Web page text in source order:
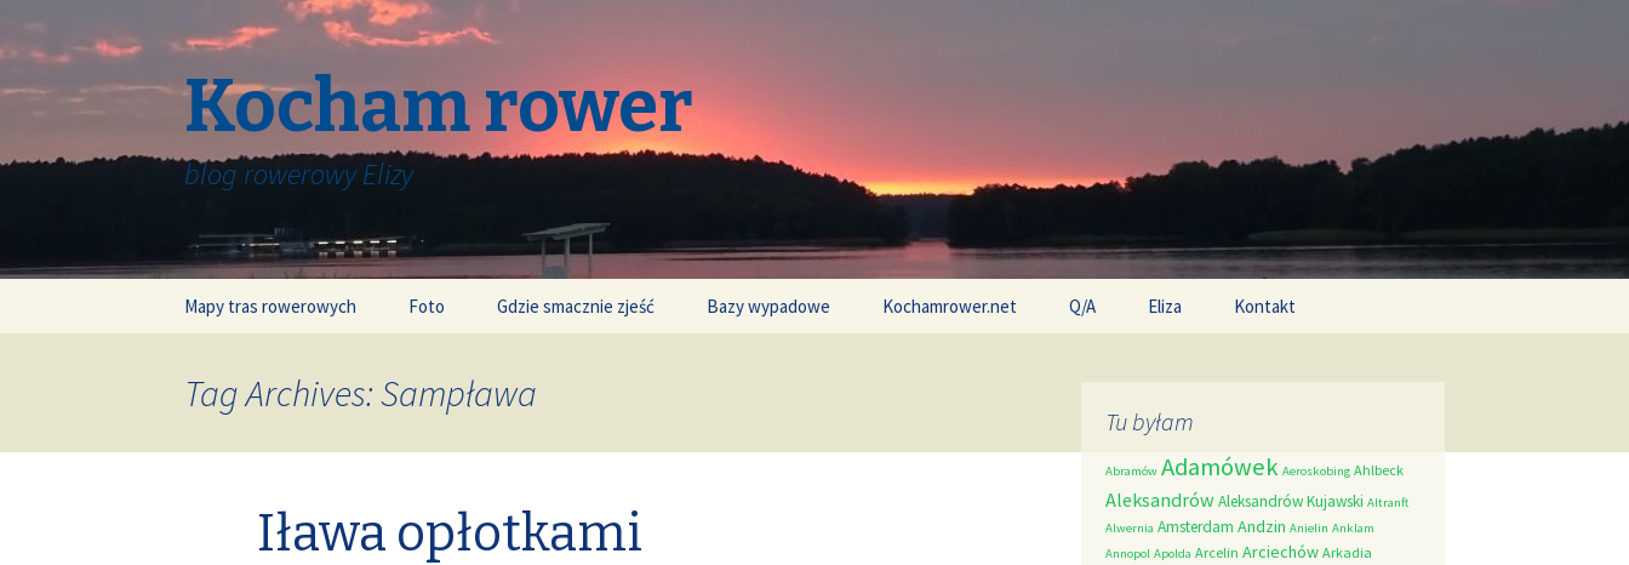
Kocham rower
blog rowerowy Elizy
Mapy tras rowerowych Foto Gdzie smacznie zjeść Bazy wypadowe Kochamrower.net Q/A Eliza Kontakt
Tag Archives: Sampława
Iława opłotkami
Tu byłam
Abramów Adamówek Aeroskobing Ahlbeck
AleksandrówAleksandrów Kujawski Altranft
Alwernia Amsterdam Andzin Anielin Anklam
Annopol Apolda Arcelin Arciechów Arkadia